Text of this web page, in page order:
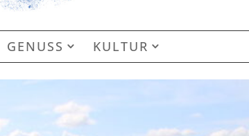
GENUSS KULTUR